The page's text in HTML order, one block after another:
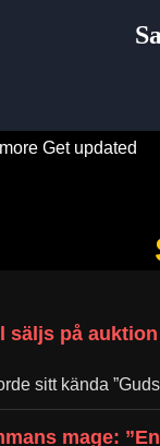
Get updated
säljs på auktion
sitt kända
mage: